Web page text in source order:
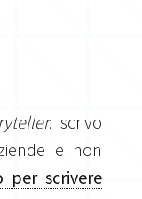
: scrivo
e non
per scrivere